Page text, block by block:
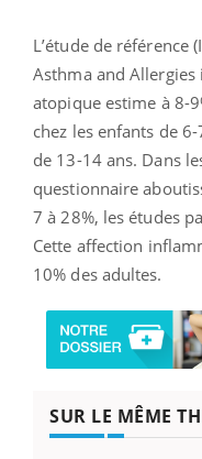
L’étude de référence
Asthma and Allergies
atopique estime à 8-
chez les enfants de
de 13-14 ans. Dans
questionnaire
7 à 28%, les études
Cette affection
10% des adultes.
SUR LE MÊME